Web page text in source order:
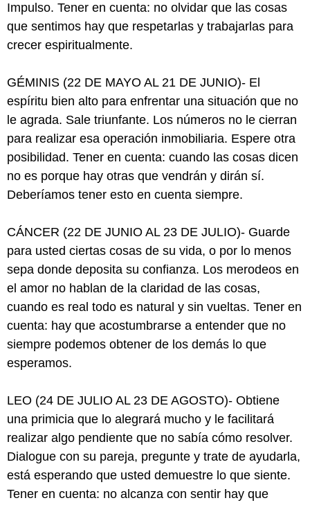
Impulso. Tener en cuenta: no olvidar que las cosas
que sentimos hay que respetarlas y trabajarlas para
crecer espiritualmente.
GÉMINIS (22 DE MAYO AL 21 DE JUNIO)- El
espíritu bien alto para enfrentar una situación que no
le agrada. Sale triunfante. Los números no le cierran
para realizar esa operación inmobiliaria. Espere otra
posibilidad. Tener en cuenta: cuando las cosas dicen
no es porque hay otras que vendrán y dirán sí.
Deberíamos tener esto en cuenta siempre.
CÁNCER (22 DE JUNIO AL 23 DE JULIO)- Guarde
para usted ciertas cosas de su vida, o por lo menos
sepa donde deposita su confianza. Los merodeos en
el amor no hablan de la claridad de las cosas,
cuando es real todo es natural y sin vueltas. Tener en
cuenta: hay que acostumbrarse a entender que no
siempre podemos obtener de los demás lo que
esperamos.
LEO (24 DE JULIO AL 23 DE AGOSTO)- Obtiene
una primicia que lo alegrará mucho y le facilitará
realizar algo pendiente que no sabía cómo resolver.
Dialogue con su pareja, pregunte y trate de ayudarla,
está esperando que usted demuestre lo que siente.
Tener en cuenta: no alcanza con sentir hay que